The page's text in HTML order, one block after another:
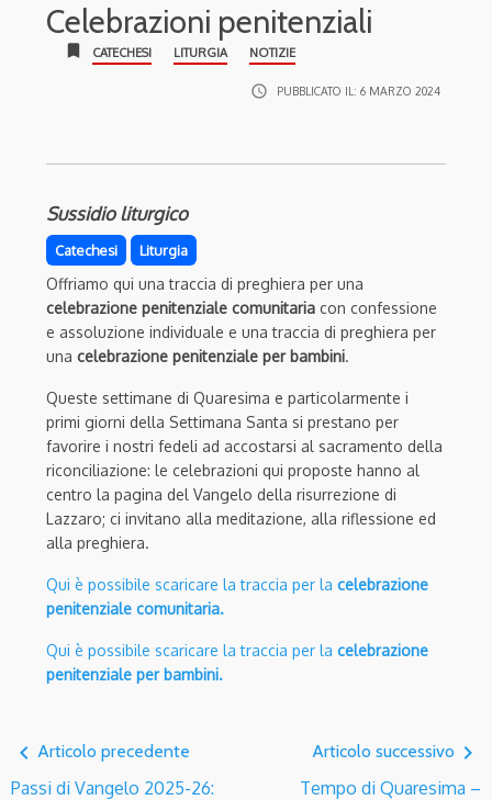
Celebrazioni penitenziali
bookmark CATECHESI LITURGIA NOTIZIE
access_time PUBBLICATO IL: 6 MARZO 2024
Sussidio liturgico
Catechesi Liturgia
Offriamo qui una traccia di preghiera per una
celebrazione penitenziale comunitaria con confessione
e assoluzione individuale e una traccia di preghiera per
una celebrazione penitenziale per bambini.
Queste settimane di Quaresima e particolarmente i
primi giorni della Settimana Santa si prestano per
favorire i nostri fedeli ad accostarsi al sacramento della
riconciliazione: le celebrazioni qui proposte hanno al
centro la pagina del Vangelo della risurrezione di
Lazzaro; ci invitano alla meditazione, alla riflessione ed
alla preghiera.
Qui è possibile scaricare la traccia per la celebrazione
penitenziale comunitaria.
Qui è possibile scaricare la traccia per la celebrazione
penitenziale per bambini.
navigate_before Articolo precedente
Passi di Vangelo 2025-26:
Articolo successivo navigate_next
Tempo di Quaresima –